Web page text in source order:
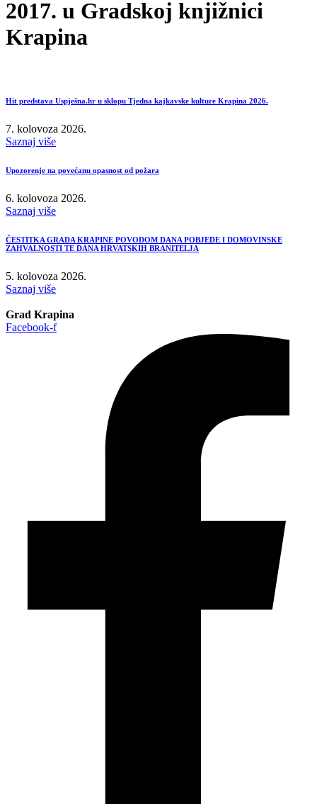
2017. u Gradskoj knjižnici
Krapina
Hit predstava Uspješna.hr u sklopu Tjedna kajkavske kulture Krapina 2026.
7. kolovoza 2026.
Saznaj više
Upozorenje na povećanu opasnost od požara
6. kolovoza 2026.
Saznaj više
ČESTITKA GRADA KRAPINE POVODOM DANA POBJEDE I DOMOVINSKE
ZAHVALNOSTI TE DANA HRVATSKIH BRANITELJA
5. kolovoza 2026.
Saznaj više
Grad Krapina
Facebook-f